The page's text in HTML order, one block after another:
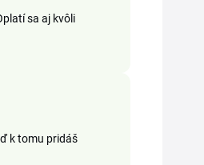
sa aj kvôli
k tomu pridáš